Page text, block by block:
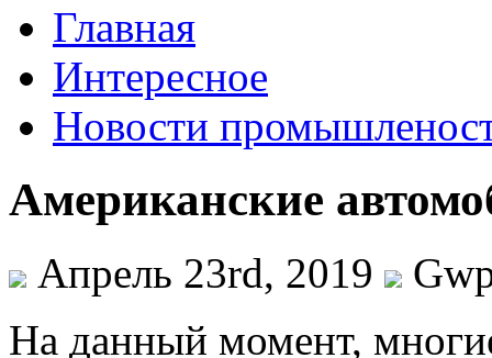
Главная
Интересное
Новости
Американские
Апрель 23rd, 2019
Нa дaнный момент,